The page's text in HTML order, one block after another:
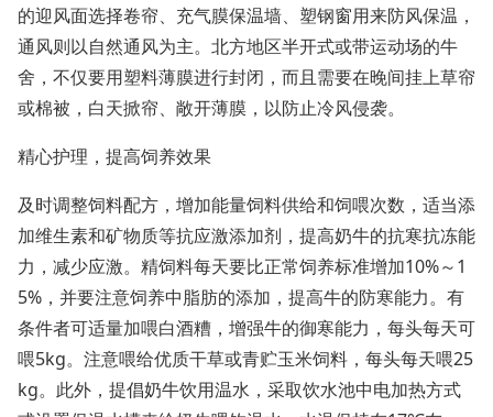
的迎风面选择卷帘、充气膜保温墙、塑钢窗用来防风保温，
通风则以自然通风为主。北方地区半开式或带运动场的牛
舍，不仅要用塑料薄膜进行封闭，而且需要在晚间挂上草帘
或棉被，白天掀帘、敞开薄膜，以防止冷风侵袭。
精心护理，提高饲养效果
及时调整饲料配方，增加能量饲料供给和饲喂次数，适当添
加维生素和矿物质等抗应激添加剂，提高奶牛的抗寒抗冻能
力，减少应激。精饲料每天要比正常饲养标准增加10%～1
5%，并要注意饲养中脂肪的添加，提高牛的防寒能力。有
条件者可适量加喂白酒糟，增强牛的御寒能力，每头每天可
喂5kg。注意喂给优质干草或青贮玉米饲料，每头每天喂25
kg。此外，提倡奶牛饮用温水，采取饮水池中电加热方式